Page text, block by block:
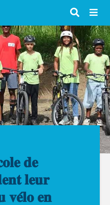
𝐝𝐞
𝐥𝐞𝐮𝐫
𝐯𝐞́𝐥𝐨 𝐞𝐧